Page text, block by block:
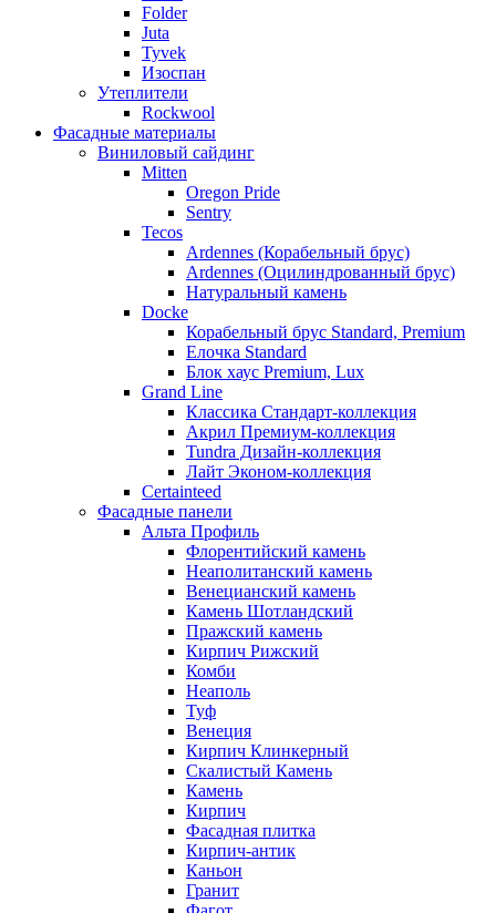
Folder
Juta
Tyvek
Изоспан
Утеплители
Rockwool
Фасадные материалы
Виниловый сайдинг
Mitten
Oregon Pride
Sentry
Tecos
Ardennes (Корабельный брус)
Ardennes (Оцилиндрованный брус)
Натуральный камень
Docke
Корабельный брус Standard, Premium
Елочка Standard
Блок хаус Premium, Lux
Grand Line
Классика Стандарт-коллекция
Акрил Премиум-коллекция
Tundra Дизайн-коллекция
Лайт Эконом-коллекция
Certainteed
Фасадные панели
Альта Профиль
Флорентийский камень
Неаполитанский камень
Венецианский камень
Камень Шотландский
Пражский камень
Кирпич Рижский
Комби
Неаполь
Туф
Венеция
Кирпич Клинкерный
Скалистый Камень
Камень
Кирпич
Фасадная плитка
Кирпич-антик
Каньон
Гранит